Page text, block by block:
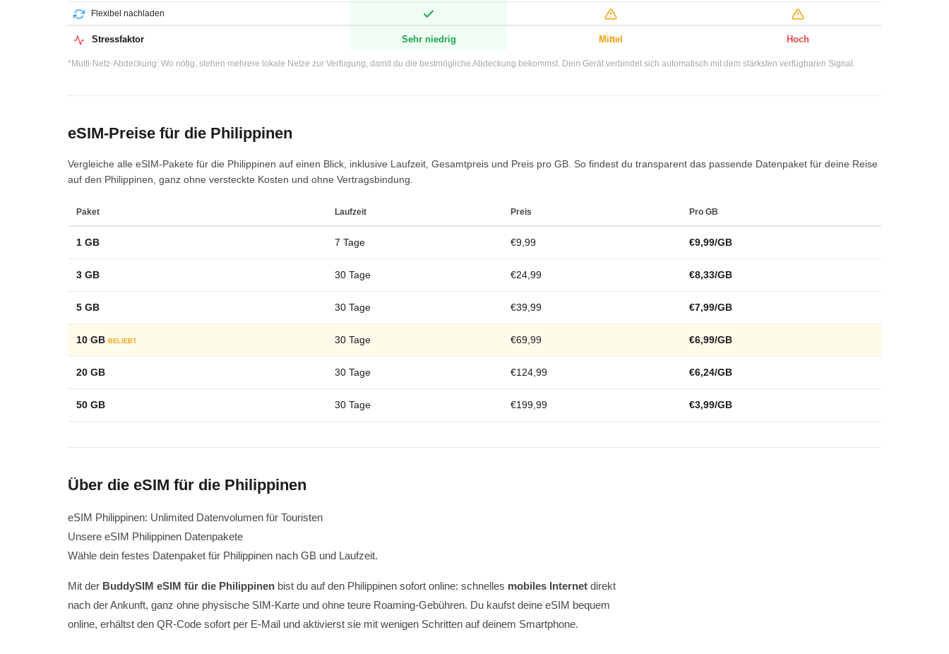
Flexibel nachladen
Stressfaktor Sehr niedrig Mittel Hoch
*Multi-Netz-Abdeckung: Wo nötig, stehen mehrere lokale Netze zur Verfügung, damit du die bestmögliche Abdeckung bekommst. Dein Gerät verbindet sich automatisch mit dem stärksten verfügbaren Signal.
eSIM-Preise für die Philippinen
Vergleiche alle eSIM-Pakete für die Philippinen auf einen Blick, inklusive Laufzeit, Gesamtpreis und Preis pro GB. So findest du transparent das passende Datenpaket für deine Reise
auf den Philippinen, ganz ohne versteckte Kosten und ohne Vertragsbindung.
Paket Laufzeit Preis Pro GB
1 GB 7 Tage €9,99 €9,99/GB
3 GB 30 Tage €24,99 €8,33/GB
5 GB 30 Tage €39,99 €7,99/GB
10 GB BELIEBT 30 Tage €69,99 €6,99/GB
20 GB 30 Tage €124,99 €6,24/GB
50 GB 30 Tage €199,99 €3,99/GB
Über die eSIM für die Philippinen
eSIM Philippinen: Unlimited Datenvolumen für Touristen
Unsere eSIM Philippinen Datenpakete
Wähle dein festes Datenpaket für Philippinen nach GB und Laufzeit.
Mit der BuddySIM eSIM für die Philippinen bist du auf den Philippinen sofort online: schnelles mobiles Internet direkt
nach der Ankunft, ganz ohne physische SIM-Karte und ohne teure Roaming-Gebühren. Du kaufst deine eSIM bequem
online, erhältst den QR-Code sofort per E-Mail und aktivierst sie mit wenigen Schritten auf deinem Smartphone.